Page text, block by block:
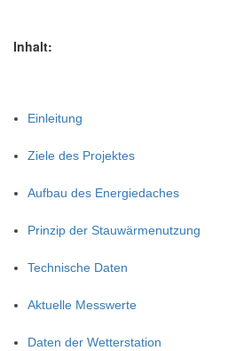
Inhalt:
Einleitung
Ziele des Projektes
Aufbau des Energiedaches
Prinzip der Stauwärmenutzung
Technische Daten
Aktuelle Messwerte
Daten der Wetterstation